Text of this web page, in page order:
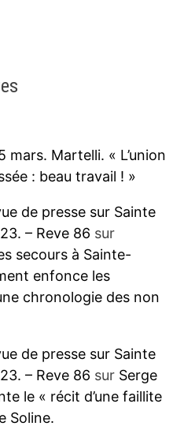
mars. Martelli. « L’union
: beau travail ! »
de presse sur Sainte
– Reve 86 sur
secours à Sainte-
enfonce les
chronologie des non
de presse sur Sainte
– Reve 86 sur Serge
le « récit d’une faillite
Soline.